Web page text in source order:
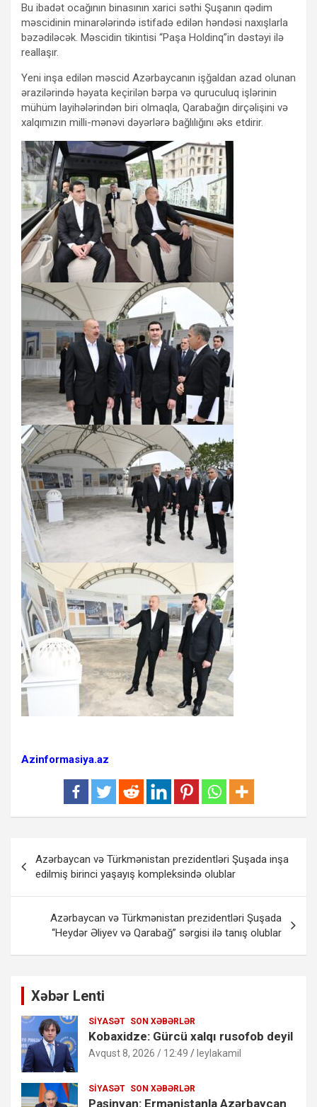
Bu ibadət ocağının binasının xarici səthi Şuşanın qədim
məscidinin minarələrində istifadə edilən həndəsi naxışlarla
bəzədiləcək. Məscidin tikintisi “Paşa Holdinq”in dəstəyi ilə
reallaşır.
Yeni inşa edilən məscid Azərbaycanın işğaldan azad olunan
ərazilərində həyata keçirilən bərpa və quruculuq işlərinin
mühüm layihələrindən biri olmaqla, Qarabağın dirçəlişini və
xalqımızın milli-mənəvi dəyərlərə bağlılığını əks etdirir.
Azinformasiya.az
naviqasiyası
Azərbaycan və Türkmənistan prezidentləri Şuşada inşa
edilmiş birinci yaşayış kompleksində olublar
Azərbaycan və Türkmənistan prezidentləri Şuşada
“Heydər Əliyev və Qarabağ” sərgisi ilə tanış olublar
Xəbər Lenti
SIYASƏT SON XƏBƏRLƏR
Kobaxidze: Gürcü xalqı rusofob deyil
Avqust 8, 2026 / 12:49 leylakamil
SIYASƏT SON XƏBƏRLƏR
Paşinyan: Ermənistanla Azərbaycan